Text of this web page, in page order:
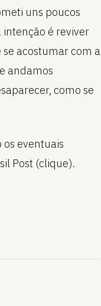
uns poucos
intenção é reviver
acostumar com a
andamos
como se
os eventuais
Post (clique).